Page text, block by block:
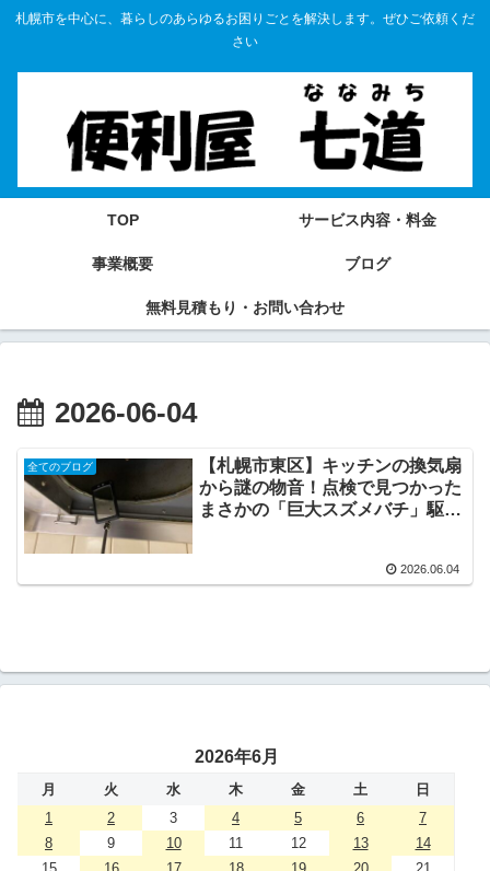
札幌市を中心に、暮らしのあらゆるお困りごとを解決します。ぜひご依頼くだ
さい
TOP サービス内容・料金
事業概要 ブログ
無料見積もり・お問い合わせ
2026-06-04
全てのブログ
【札幌市東区】キッチンの換気扇
から謎の物音！点検で見つかった
まさかの「巨大スズメバチ」駆除
2026.06.04
2026年6月
月 火 水 木 金 土
日
1
2 3 4 5 6
7
8
9 10 11 12 13
14